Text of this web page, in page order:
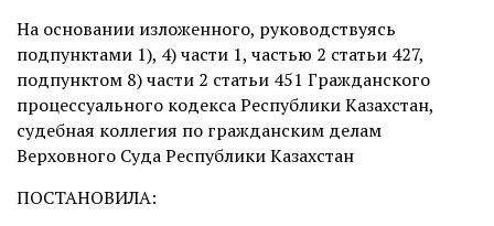
На основании изложенного, руководствуясь
подпунктами 1), 4) части 1, частью 2 статьи 427,
подпунктом 8) части 2 статьи 451 Гражданского
процессуального кодекса Республики Казахстан,
судебная коллегия по гражданским делам
Верховного Суда Республики Казахстан
ПОСТАНОВИЛА: